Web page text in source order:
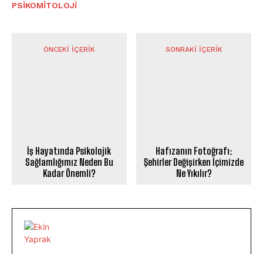
PSIKOMITOLOJI
ÖNCEKI İÇERIK
İş Hayatında Psikolojik
Sağlamlığımız Neden Bu
Kadar Önemli?
SONRAKI İÇERIK
Hafızanın Fotoğrafı:
Şehirler Değişirken İçimizde
Ne Yıkılır?